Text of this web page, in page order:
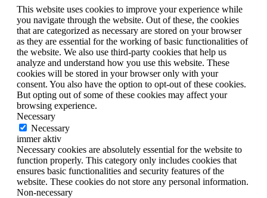
This website uses cookies to improve your experience while
you navigate through the website. Out of these, the cookies
that are categorized as necessary are stored on your browser
as they are essential for the working of basic functionalities of
the website. We also use third-party cookies that help us
analyze and understand how you use this website. These
cookies will be stored in your browser only with your
consent. You also have the option to opt-out of these cookies.
But opting out of some of these cookies may affect your
browsing experience.
Necessary
Necessary
immer aktiv
Necessary cookies are absolutely essential for the website to
function properly. This category only includes cookies that
ensures basic functionalities and security features of the
website. These cookies do not store any personal information.
Non-necessary